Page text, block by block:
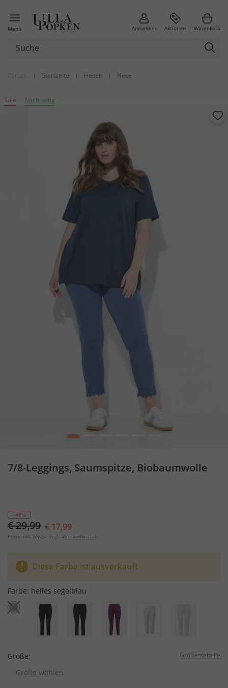
Menü Anmelden Aktionen Warenkorb
| Startseite | Hosen | Hose
Sale Nachhaltig
1
7/8-Leggings, Saumspitze, Biobaumwolle
- 40%
€ 29,99 € 17,99
Preis inkl. MwSt. zzgl. Versandkosten
Diese Farbe ist ausverkauft
Farbe: helles segelblau
Größe: Größentabelle
Größe wählen